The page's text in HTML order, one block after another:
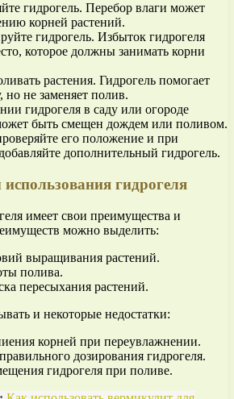
гидрогель. Перебор влаги может
корней растений.
гидрогель. Избыток гидрогеля
которое должны занимать корни
растения. Гидрогель помогает
но не заменяет полив.
гидрогеля в саду или огороде
быть смещен дождем или поливом.
его положение и при
дополнительный гидрогель.
гидрогеля
имеет свои преимущества и
можно выделить:
выращивания растений.
полива.
пересыхания растений.
и некоторые недостатки:
корней при переувлажнении.
дозирования гидрогеля.
гидрогеля при поливе.